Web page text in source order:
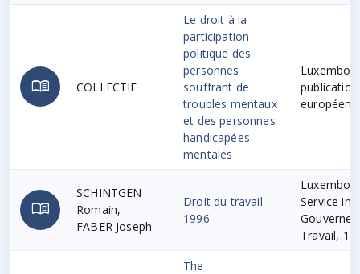
menu_book COLLECTIF
Le droit à la
participation
politique des
personnes
souffrant de
troubles mentaux
et des personnes
handicapées
mentales
menu_book
SCHINTGEN
Romain,
FABER Joseph
Droit du travail
1996
Service
Travail,
The